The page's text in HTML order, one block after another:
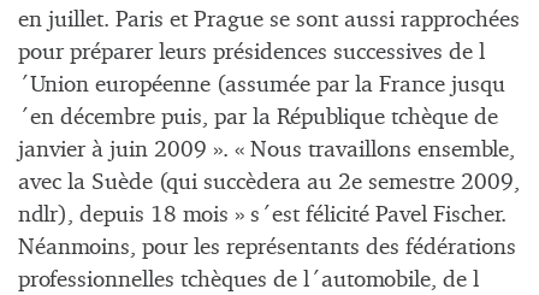
en juillet. Paris et Prague se sont aussi rapprochées
pour préparer leurs présidences successives de l
´Union européenne (assumée par la France jusqu
´en décembre puis, par la République tchèque de
janvier à juin 2009 ». « Nous travaillons ensemble,
avec la Suède (qui succèdera au 2e semestre 2009,
ndlr), depuis 18 mois » s´est félicité Pavel Fischer.
Néanmoins, pour les représentants des fédérations
professionnelles tchèques de l´automobile, de l